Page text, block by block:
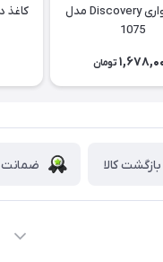
کاغذ دیواری Discovery مدل
1075
تومان
کالا ضمانت